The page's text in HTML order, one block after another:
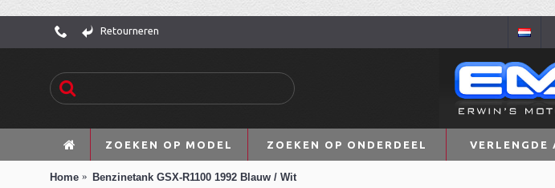
Retourneren
ZOEKEN OP MODEL ZOEKEN OP ONDERDEEL VERLENGDE
Home Benzinetank GSX-R1100 1992 Blauw / Wit